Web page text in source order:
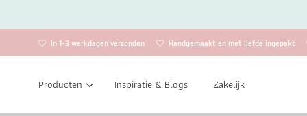
In 1-3 werkdagen verzonden Handgemaakt en met liefde ingepakt
Producten Inspiratie & Blogs Zakelijk